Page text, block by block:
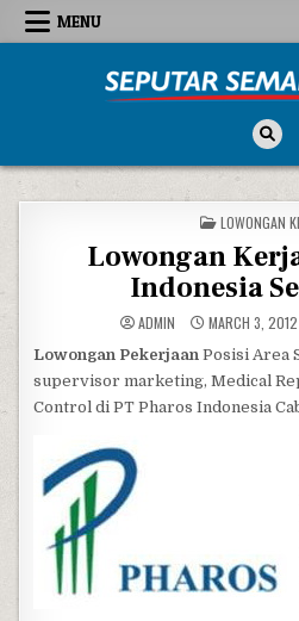
Skip to content
MENU
POSTED IN
LOWONGAN
Lowongan
Indonesia
ADMIN MARCH 3, 2012
Lowongan Pekerjaan Posisi Area
supervisor marketing, Medical
Control di PT Pharos Indonesia